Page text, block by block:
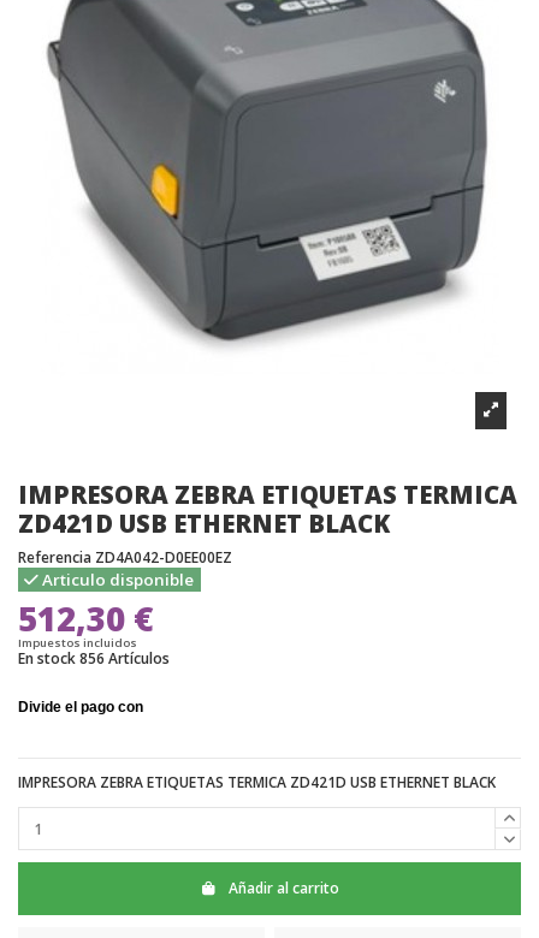
IMPRESORA ZEBRA ETIQUETAS TERMICA
ZD421D USB ETHERNET BLACK
Referencia ZD4A042-D0EE00EZ
Articulo disponible
512,30 €
Impuestos incluidos
En stock856 Artículos
IMPRESORA ZEBRA ETIQUETAS TERMICA ZD421D USB ETHERNET BLACK
Añadir al carrito